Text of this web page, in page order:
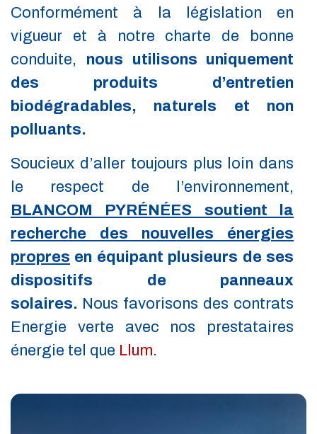
Conformément à la législation en
vigueur et à notre charte de bonne
conduite, nous utilisons uniquement
des produits d’entretien
biodégradables, naturels et non
polluants.
Soucieux d’aller toujours plus loin dans
le respect de l’environnement,
BLANCOM PYRÉNÉES soutient la
recherche des nouvelles énergies
propres en équipant plusieurs de ses
dispositifs de panneaux
solaires. Nous favorisons des contrats
Energie verte avec nos prestataires
énergie tel que Llum.